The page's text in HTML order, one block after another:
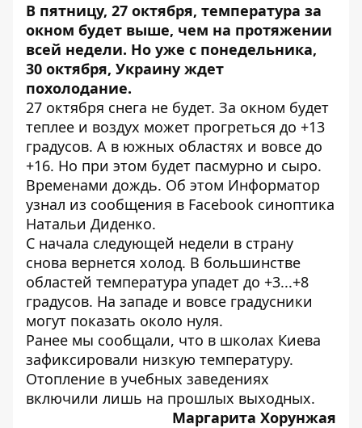
В пятницу, 27 октября, температура за
окном будет выше, чем на протяжении
всей недели. Но уже с понедельника,
30 октября, Украину ждет
похолодание.
27 октября снега не будет. За окном будет
теплее и воздух может прогреться до +13
градусов. А в южных областях и вовсе до
+16. Но при этом будет пасмурно и сыро.
Временами дождь. Об этом Информатор
узнал из сообщения в Facebook синоптика
Натальи Диденко.
С начала следующей недели в страну
снова вернется холод. В большинстве
областей температура упадет до +3...+8
градусов. На западе и вовсе градусники
могут показать около нуля.
Ранее мы сообщали, что в школах Киева
зафиксировали низкую температуру.
Отопление в учебных заведениях
включили лишь на прошлых выходных.
Маргарита Хорунжая